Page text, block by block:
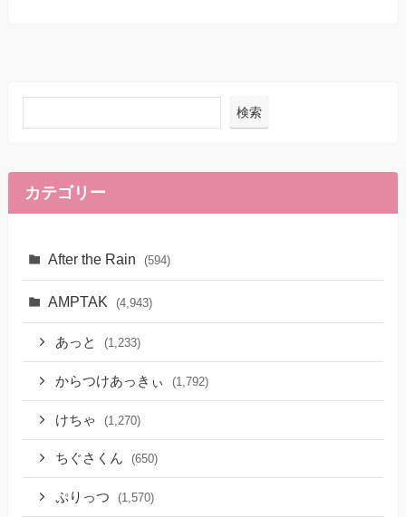
検索
カテゴリー
After the Rain (594)
AMPTAK (4,943)
あっと (1,233)
からつけあっきぃ (1,792)
けちゃ (1,270)
ちぐさくん (650)
ぷりっつ (1,570)